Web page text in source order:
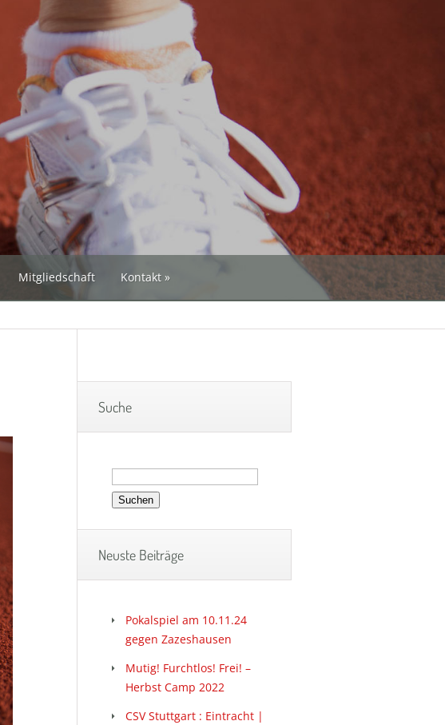
Mitgliedschaft Kontakt
Suche
Suchen
nach:
Neuste Beiträge
Pokalspiel am 10.11.24
gegen Zazeshausen
Mutig! Furchtlos! Frei! –
Herbst Camp 2022
CSV Stuttgart : Eintracht |